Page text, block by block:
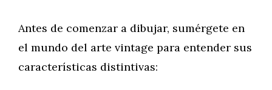
Antes de comenzar a dibujar, sumérgete en
el mundo del arte vintage para entender sus
características distintivas: